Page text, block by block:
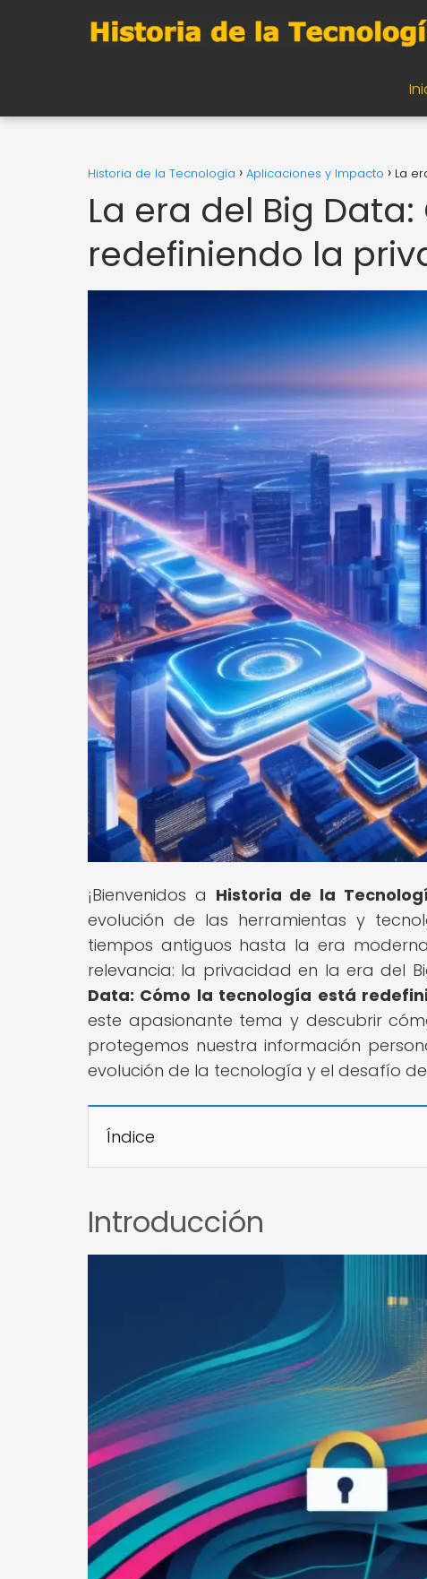
Historia de la Tecnología Aplicaciones y Impacto La
La era del Big
redefiniendo la
¡Bienvenidos a Historia de la
evolución de las herramientas y
tiempos antiguos hasta la era
relevancia: la privacidad en la era del
Data: Cómo la tecnología está
este apasionante tema y descubrir
protegemos nuestra información
evolución de la tecnología y el desafío
Índice
Introducción